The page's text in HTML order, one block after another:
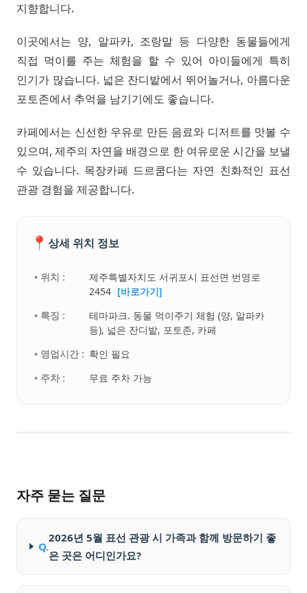
지향합니다.
이곳에서는 양, 알파카, 조랑말 등 다양한 동물들에게
직접 먹이를 주는 체험을 할 수 있어 아이들에게 특히
인기가 많습니다. 넓은 잔디밭에서 뛰어놀거나, 아름다운
포토존에서 추억을 남기기에도 좋습니다.
카페에서는 신선한 우유로 만든 음료와 디저트를 맛볼 수
있으며, 제주의 자연을 배경으로 한 여유로운 시간을 보낼
수 있습니다. 목장카페 드르쿰다는 자연 친화적인 표선
관광 경험을 제공합니다.
📍 상세 위치 정보
• 위치 :
제주특별자치도 서귀포시 표선면 번영로
2454 [바로가기]
• 특징 :
테마파크. 동물 먹이주기 체험 (양, 알파카
등), 넓은 잔디밭, 포토존, 카페
• 영업시간 : 확인 필요
• 주차 :
무료 주차 가능
자주 묻는 질문
Q.
2026년 5월 표선 관광 시 가족과 함께 방문하기 좋
은 곳은 어디인가요?